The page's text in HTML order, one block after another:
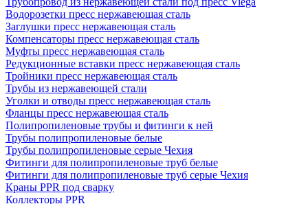
Водорозетки пресс нержавеющая сталь
Заглушки пресс нержавеющая сталь
Компенсаторы пресс нержавеющая сталь
Муфты пресс нержавеющая сталь
Редукционные вставки пресс нержавеющая сталь
Тройники пресс нержавеющая сталь
Трубы из нержавеющей стали
Уголки и отводы пресс нержавеющая сталь
Фланцы пресс нержавеющая сталь
Полипропиленовые трубы и фитинги к ней
Трубы полипропиленовые белые
Трубы полипропиленовые серые Чехия
Фитинги для полипропиленовые труб белые
Фитинги для полипропиленовые труб серые Чехия
Краны PPR под сварку
Коллекторы PPR